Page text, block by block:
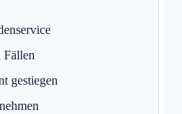
Fällen
gestiegen